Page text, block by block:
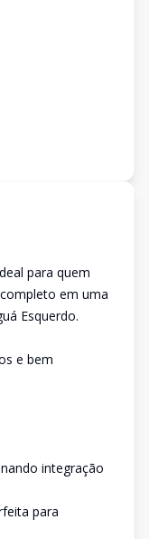
para quem
em uma
Esquerdo.
e bem
integração
para